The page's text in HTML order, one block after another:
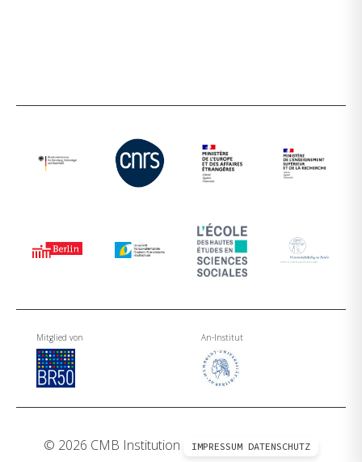
Mitglied von An-Institut
© 2026 CMB Institution IMPRESSUM DATENSCHUTZ